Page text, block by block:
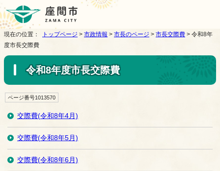
現在の位置： トップページ > 市政情報 > 市長のページ > 市長交際費 > 令和8年
度市長交際費
令和8年度市長交際費
ページ番号1013570
交際費(令和8年4月)
交際費(令和8年5月)
交際費(令和8年6月)